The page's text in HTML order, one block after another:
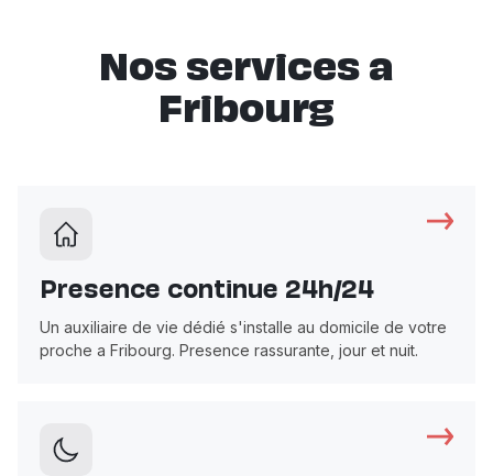
Nos services a
Fribourg
Presence continue 24h/24
Un auxiliaire de vie dédié s'installe au domicile de votre
proche a Fribourg. Presence rassurante, jour et nuit.